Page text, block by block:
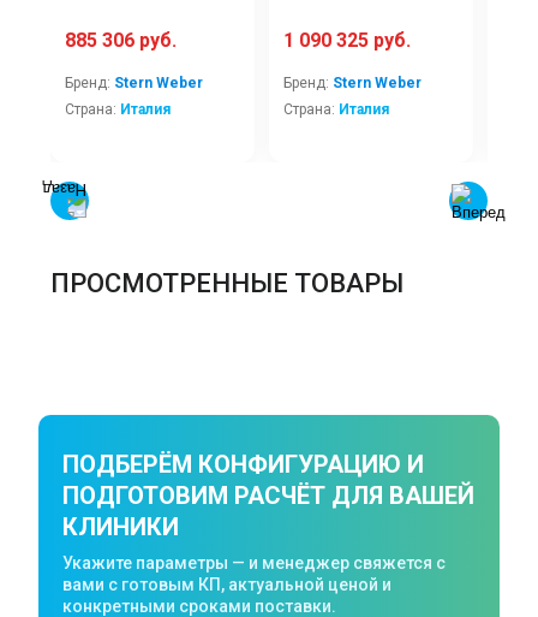
885 306 руб.
Бренд: Stern Weber
Страна: Италия
1 090 325 руб.
Бренд: Stern Weber
Страна: Италия
ПРОСМОТРЕННЫЕ ТОВАРЫ
ПОДБЕРЁМ КОНФИГУРАЦИЮ И
ПОДГОТОВИМ РАСЧЁТ ДЛЯ ВАШЕЙ
КЛИНИКИ
Укажите параметры — и менеджер свяжется с
вами с готовым КП, актуальной ценой и
конкретными сроками поставки.